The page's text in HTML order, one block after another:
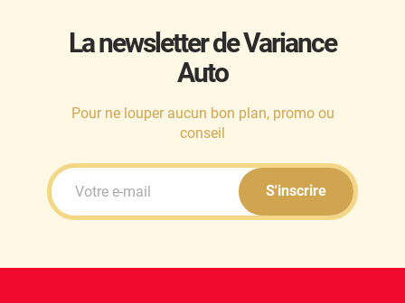
La newsletter de Variance
Auto
Pour ne louper aucun bon plan, promo ou
conseil
S'inscrire